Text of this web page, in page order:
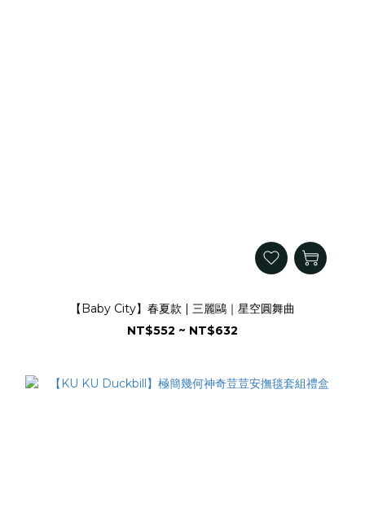
【Baby City】春夏款 | 三麗鷗｜星空圓舞曲
NT$552 ~ NT$632